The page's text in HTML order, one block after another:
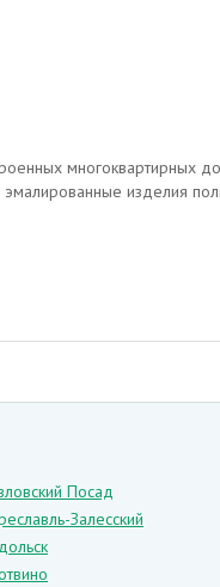
многоквартирных
изделия
элементами.
Посад
Залесский